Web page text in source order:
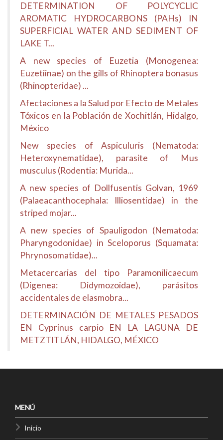
DETERMINATION OF POLYCYCLIC
AROMATIC HYDROCARBONS (PAHs) IN
SUPERFICIAL WATER AND SEDIMENT OF
LAKE T...
A new species of Euzetia (Monogenea:
Euzetiinae) on the gills of Rhinoptera bonasus
(Rhinopteridae) ...
Afectaciones a la Salud por Efecto de Metales
Tóxicos en la Población de Xochitlán, Hidalgo,
México
New species of Aspiculuris (Nematoda:
Heteroxynematidae), parasite of Mus
musculus (Rodentia: Murida...
A new species of Dollfusentis Golvan, 1969
(Palaeacanthocephala: Illiosentidae) in the
striped mojar...
A new species of Spauligodon (Nematoda:
Pharyngodonidae) in Sceloporus (Squamata:
Phrynosomatidae)...
Metacercarias del tipo Paramonilicaecum
(Digenea: Didymozoidae), parásitos
accidentales de elasmobra...
DETERMINACIÓN DE METALES PESADOS
EN Cyprinus carpio EN LA LAGUNA DE
METZTITLÁN, HIDALGO, MÉXICO
MENÚ
Inicio